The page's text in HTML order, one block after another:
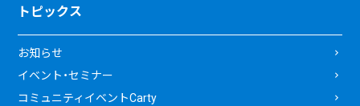
トピックス
お知らせ
イベント・セミナー
コミュニティイベントCarty